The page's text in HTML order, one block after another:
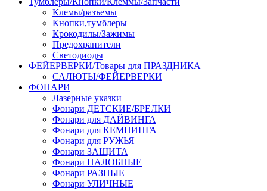
Клемы/разъемы
Кнопки,тумблеры
Крокодилы/Зажимы
Предохранители
Светодиоды
ФЕЙЕРВЕРКИ/Товары для ПРАЗДНИКА
САЛЮТЫ/ФЕЙЕРВЕРКИ
ФОНАРИ
Лазерные указки
Фонари ДЕТСКИЕ/БРЕЛКИ
Фонари для ДАЙВИНГА
Фонари для КЕМПИНГА
Фонари для РУЖЬЯ
Фонари ЗАЩИТА
Фонари НАЛОБНЫЕ
Фонари РАЗНЫЕ
Фонари УЛИЧНЫЕ